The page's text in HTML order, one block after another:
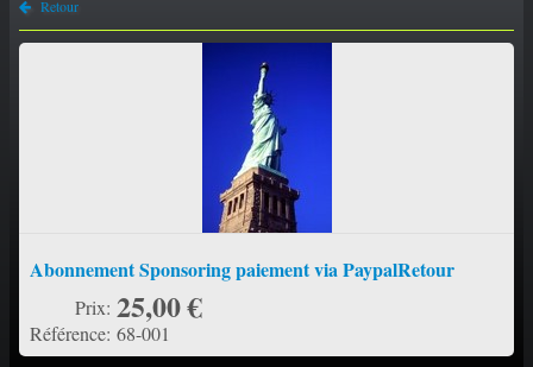
PORTFOLIO▼
CONTACT
Retour
Abonnement Sponsoring paiement via Paypal ​Retour
Prix: 25,00 €
Référence: 68-001